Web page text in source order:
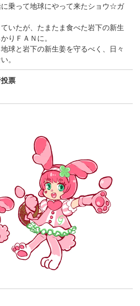
乗って地球にやって来たショウ☆ガ
いたが、たまたま食べた岩下の新生
りＦＡＮに。
球と岩下の新生姜を守るべく、日々
。
票